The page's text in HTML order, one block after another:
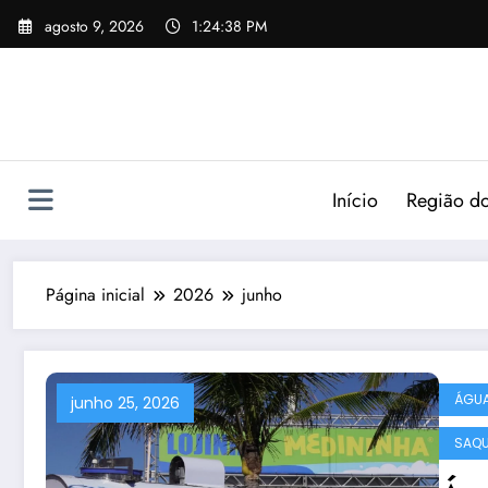
agosto 9, 2026 1:24:39 PM
Início Região
Página inicial 2026 junho
junho 25, 2026